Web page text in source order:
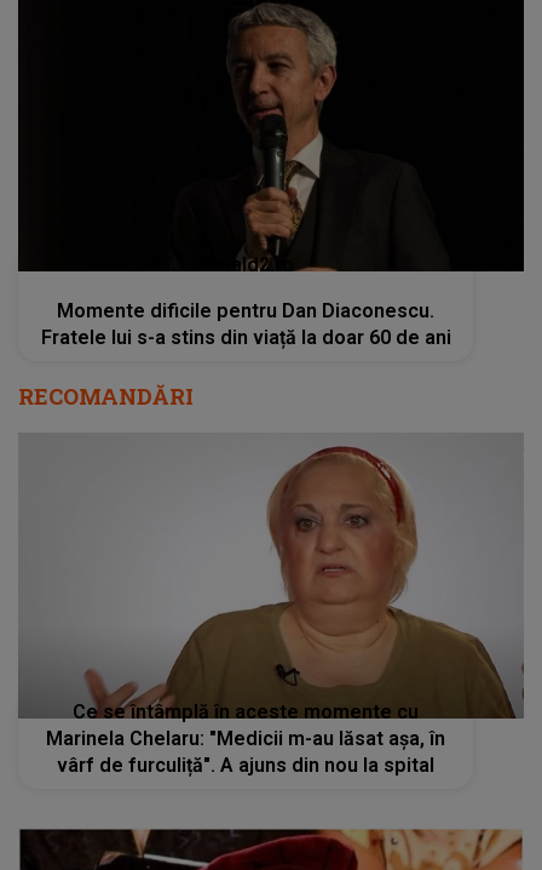
kanald2.ro
Momente dificile pentru Dan Diaconescu.
Fratele lui s-a stins din viață la doar 60 de ani
RECOMANDĂRI
Ce se întâmplă în aceste momente cu
Marinela Chelaru: "Medicii m-au lăsat așa, în
vârf de furculiță". A ajuns din nou la spital